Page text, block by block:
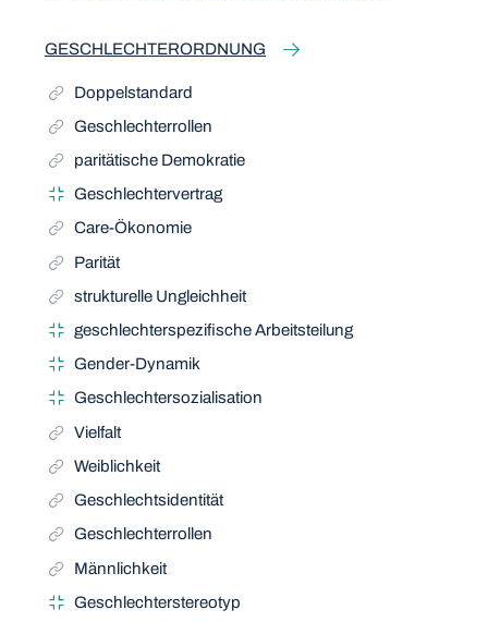
GESCHLECHTERORDNUNG
Doppelstandard
Geschlechterrollen
paritätische Demokratie
Geschlechtervertrag
Care-Ökonomie
Parität
strukturelle Ungleichheit
geschlechterspezifische Arbeitsteilung
Gender-Dynamik
Geschlechtersozialisation
Vielfalt
Weiblichkeit
Geschlechtsidentität
Geschlechterrollen
Männlichkeit
Geschlechterstereotyp